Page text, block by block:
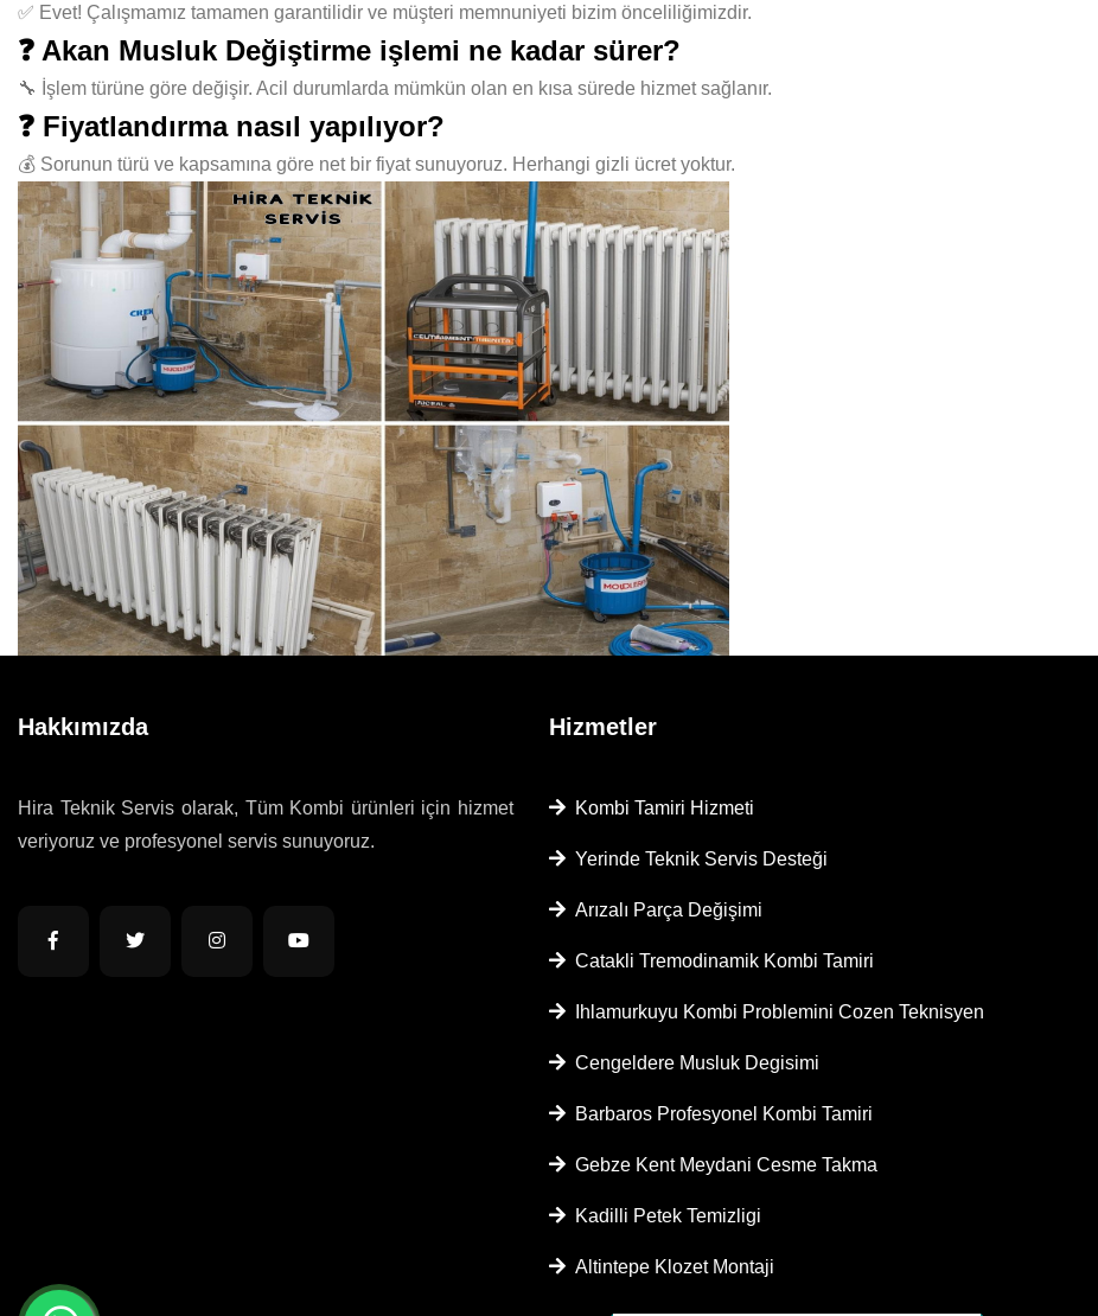
✅ Evet! Çalışmamız tamamen garantilidir ve müşteri memnuniyeti bizim önceliliğimizdir.
❓ Akan Musluk Değiştirme işlemi ne kadar sürer?
🔧 İşlem türüne göre değişir. Acil durumlarda mümkün olan en kısa sürede hizmet sağlanır.
❓ Fiyatlandırma nasıl yapılıyor?
💰 Sorunun türü ve kapsamına göre net bir fiyat sunuyoruz. Herhangi gizli ücret yoktur.
Hakkımızda
Hira Teknik Servis olarak, Tüm Kombi ürünleri için hizmet
veriyoruz ve profesyonel servis sunuyoruz.
Hizmetler
Kombi Tamiri Hizmeti
Yerinde Teknik Servis Desteği
Arızalı Parça Değişimi
Catakli Tremodinamik Kombi Tamiri
Ihlamurkuyu Kombi Problemini Cozen Teknisyen
Cengeldere Musluk Degisimi
Barbaros Profesyonel Kombi Tamiri
Gebze Kent Meydani Cesme Takma
Kadilli Petek Temizligi
Altintepe Klozet Montaji